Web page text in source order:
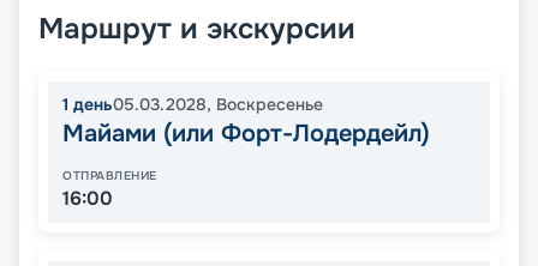
Маршрут и экскурсии
1 день05.03.2028, Воскресенье
Майами (или Форт-Лодердейл)
ОТПРАВЛЕНИЕ
16:00